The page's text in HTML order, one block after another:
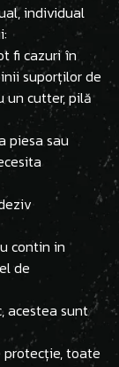
individual
fi cazuri în
suporților de
un cutter, pilă
piesa sau
contin in
de
acestea sunt
protecție, toate